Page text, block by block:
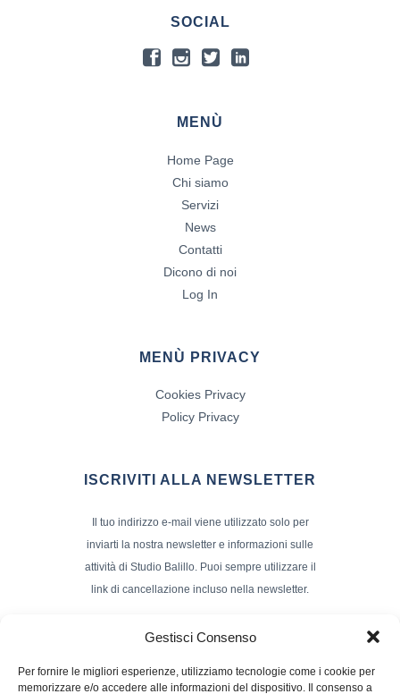
Gestisci Consenso
Per fornire le migliori esperienze, utilizziamo tecnologie come i cookie per
memorizzare e/o accedere alle informazioni del dispositivo. Il consenso a
SOCIAL
MENÙ
Home Page
Chi siamo
Servizi
News
Contatti
Dicono di noi
Log In
MENÙ PRIVACY
Cookies Privacy
Policy Privacy
ISCRIVITI ALLA NEWSLETTER
Il tuo indirizzo e-mail viene utilizzato solo per
inviarti la nostra newsletter e informazioni sulle
attività di Studio Balillo. Puoi sempre utilizzare il
link di cancellazione incluso nella newsletter.
Nome e Cognome